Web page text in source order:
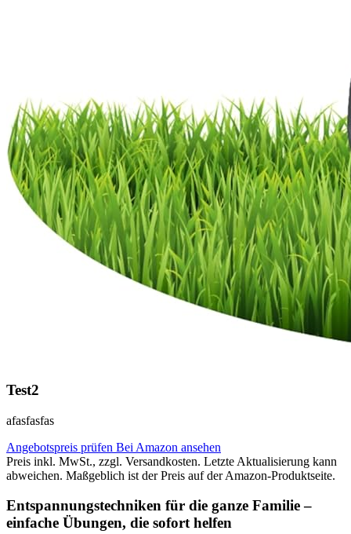
Test2
afasfasfas
Angebotspreis prüfen Bei Amazon ansehen
Preis inkl. MwSt., zzgl. Versandkosten. Letzte Aktualisierung kann
abweichen. Maßgeblich ist der Preis auf der Amazon-Produktseite.
Entspannungstechniken für die ganze Familie –
einfache Übungen, die sofort helfen